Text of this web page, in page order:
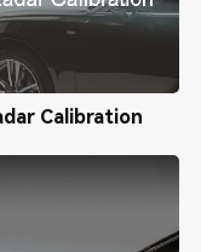
Calibration